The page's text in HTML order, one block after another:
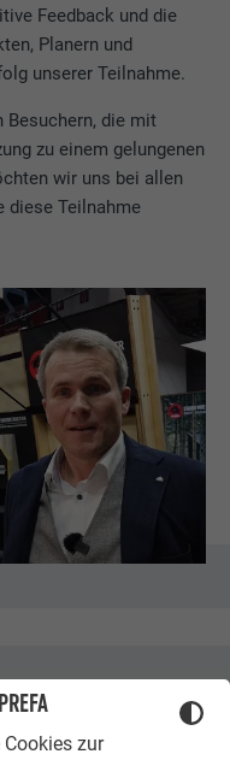
zur
Feedback und die
Planern und
unserer Teilnahme.
Besuchern, die mit
zu einem gelungenen
wir uns bei allen
diese Teilnahme
UNS AUF